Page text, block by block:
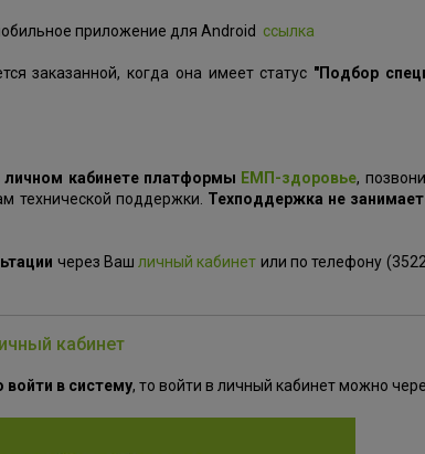
приложение для Android ссылка
заказанной, когда она имеет статус "Подбор
личном кабинете платформы ЕМП-здоровье,
технической поддержки. Техподдержка не
через Ваш личный кабинет или по телефону
кабинет
войти в систему, то войти в личный кабинет можно